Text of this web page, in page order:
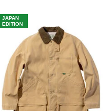
JAPAN
EDITION